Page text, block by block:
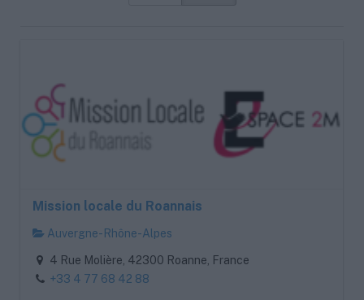
Mission locale du Roannais
Auvergne-Rhône-Alpes
4 Rue Molière, 42300 Roanne, France
+33 4 77 68 42 88